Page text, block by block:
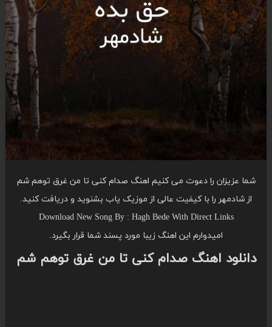
شما عزیزان را دعوت می کنیم اهنگ صدام کنی تا من غرق توهم شم
از شادمهر را با کیفیت عالی از موزیک یاب بشنوید و دریافت کنید.
Download New Song By : Hagh Bede With Direct Links
امیدوارم این اهنگ زیبا مورد پسند شما قرار بگیرد.
دانلود اهنگ صدام کنی تا من غرق توهم شم